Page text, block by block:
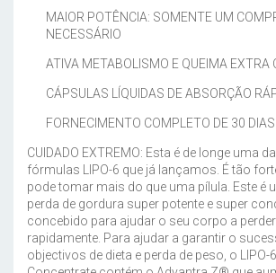
MAIOR POTÊNCIA: SOMENTE UM
NECESSÁRIO
ATIVA METABOLISMO E QUEIMA EXTRA
CÁPSULAS LÍQUIDAS DE ABSORÇÃO
FORNECIMENTO COMPLETO DE 30 DIAS
CUIDADO EXTREMO: Esta é de longe uma
fórmulas LIPO-6 que já lançamos. É tão
pode tomar mais do que uma pílula. Este é
perda de gordura super potente e super
concebido para ajudar o seu corpo a
rapidamente. Para ajudar a garantir o
objectivos de dieta e perda de peso, o LIPO-